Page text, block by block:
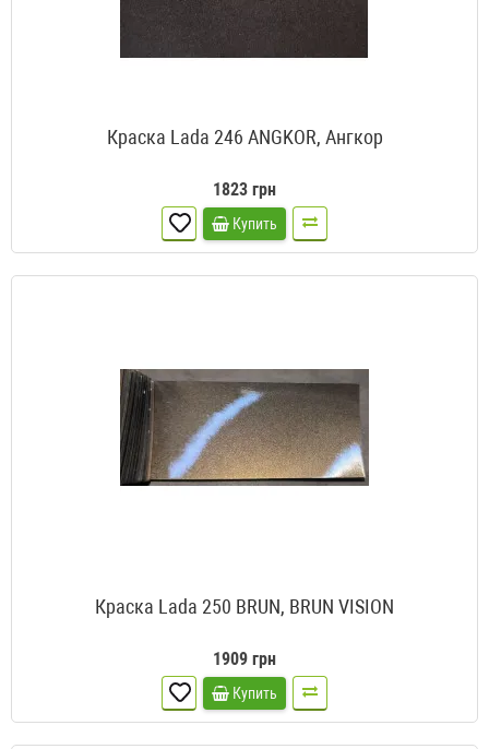
Краска Lada 246 ANGKOR, Ангкор
1823 грн
Купить
Краска Lada 250 BRUN, BRUN VISION
1909 грн
Купить